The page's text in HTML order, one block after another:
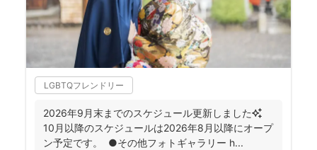
LGBTQフレンドリー
2026年9月末までのスケジュール更新しました✨
10月以降のスケジュールは2026年8月以降にオープ
ン予定です。 ●その他フォトギャラリー h...